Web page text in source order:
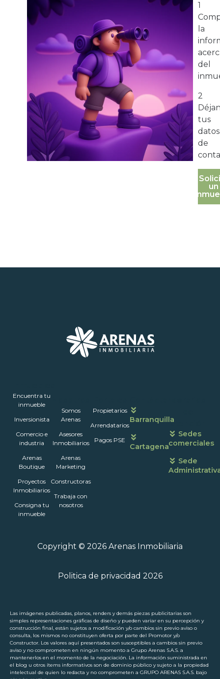
1
la
del
2
tus
datos
de
un
Encuentra tu
inmueble
Inversionista
Comercio e
industria
Arenas
Boutique
Proyectos
Inmobiliarios
Consigna tu
inmueble
Somos
Arenas
Asesores
Inmobiliarios
Arenas
Marketing
Constructoras
Trabaja con
nosotros
Propietarios
Arrendatarios
Pagos PSE
Barranquilla
Cartagena
atención
Sedes
comerciales
Sede
Copyright © 2026 Arenas Inmobiliaria
Politica de privacidad 2026
Las imágenes publicadas, planos, renders y demás piezas publicitarias son
simples representaciones gráficas de diseño y pueden variar en su percepción y
construcción final, están sujetos a modificación y/o cambios sin previo aviso o
consulta, los mismos no constituyen oferta por parte del Promotor y/o
Constructor. Los valores aquí presentados son susceptibles a cambios sin previo
aviso y no comprometen en ningún momento a Grupo Arenas S.A.S. a
mantenerlos en el momento de la negociación. La información suministrada en
el blog u otros ítems informativos son de dominio público y sujeto a la propiedad
intelectual de quien lo redacta y no comprometen a GRUPO ARENAS S.A.S. bajo